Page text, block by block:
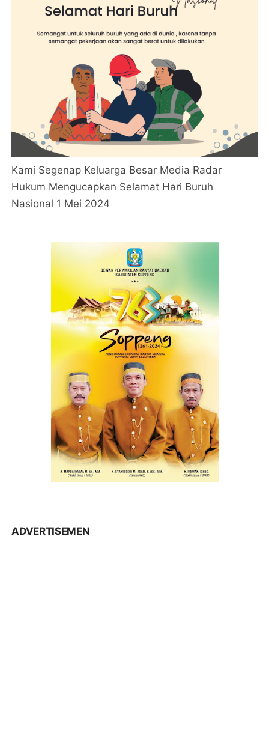
Kami Segenap Keluarga Besar Media Radar
Hukum Mengucapkan Selamat Hari Buruh
Nasional 1 Mei 2024
ADVERTISEMEN